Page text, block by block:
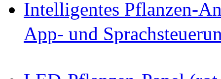
Intelligentes Pflanzen-
App- und